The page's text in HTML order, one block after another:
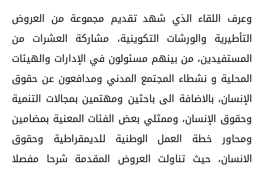
وعرف اللقاء الذي شهد تقديم مجموعة من العروض
التأطيرية والورشات التكوينية، مشاركة العشرات من
المستفيدين، من بينهم مسئولون في الإدارات والهيئات
المحلية و نشطاء المجتمع المدني ومدافعون عن حقوق
الإنسان، بالاضافة الى باحثين ومهتمين بمجالات التنمية
وحقوق الإنسان، وممثلي بعض الفئات المعنية بمضامين
ومحاور خطة العمل الوطنية للديمقراطية وحقوق
الانسان، حيث تناولت العروض المقدمة شرحا مفصلا